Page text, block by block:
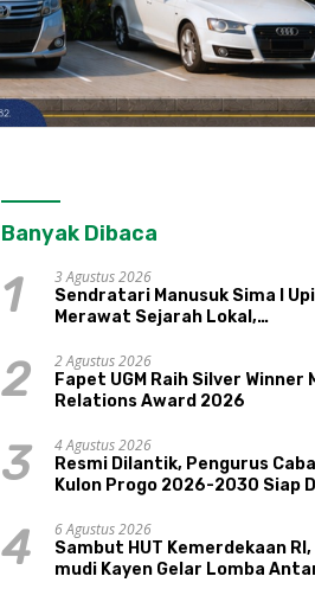
Banyak Dibaca
1
3 Agustus 2026
Sendratari Manusuk Sima I
Merawat Sejarah Lokal,
Pariwisata, dan Ekologi Klaten
2
2 Agustus 2026
Fapet UGM Raih Silver Winner
Relations Award 2026
3
4 Agustus 2026
Resmi Dilantik, Pengurus
Kulon Progo 2026-2030 Siap
Sungai Progo
4
6 Agustus 2026
Sambut HUT Kemerdekaan RI,
mudi Kayen Gelar Lomba